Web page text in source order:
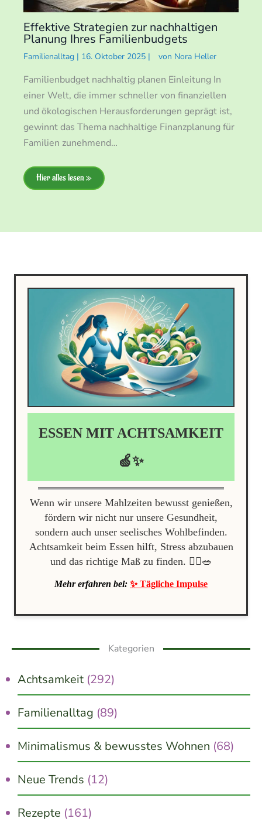
Effektive Strategien zur nachhaltigen
Planung Ihres Familienbudgets
Familienalltag | 16. Oktober 2025 | von Nora Heller
Familienbudget nachhaltig planen Einleitung In
einer Welt, die immer schneller von finanziellen
und ökologischen Herausforderungen geprägt ist,
gewinnt das Thema nachhaltige Finanzplanung für
Familien zunehmend…
Hier alles lesen »
ESSEN MIT ACHTSAMKEIT
🍏✨
Wenn wir unsere Mahlzeiten bewusst genießen,
fördern wir nicht nur unsere Gesundheit,
sondern auch unser seelisches Wohlbefinden.
Achtsamkeit beim Essen hilft, Stress abzubauen
und das richtige Maß zu finden. 🧘‍♀️🥗
Mehr erfahren bei: ✨ Tägliche Impulse
Kategorien
Achtsamkeit (292)
Familienalltag (89)
Minimalismus & bewusstes Wohnen (68)
Neue Trends (12)
Rezepte (161)